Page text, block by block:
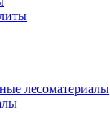
лесоматериалы